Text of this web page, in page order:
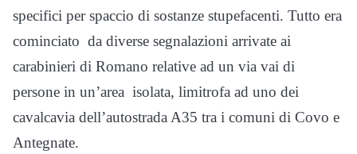
specifici per spaccio di sostanze stupefacenti. Tutto era
cominciato da diverse segnalazioni arrivate ai
carabinieri di Romano relative ad un via vai di
persone in un’area isolata, limitrofa ad uno dei
cavalcavia dell’autostrada A35 tra i comuni di Covo e
Antegnate.